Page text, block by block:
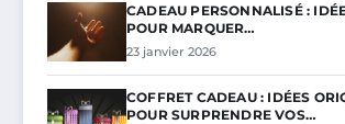
CADEAU PERSONNALISÉ :
POUR MARQUER…
23 janvier 2026
COFFRET CADEAU : IDÉES
POUR SURPRENDRE VOS…